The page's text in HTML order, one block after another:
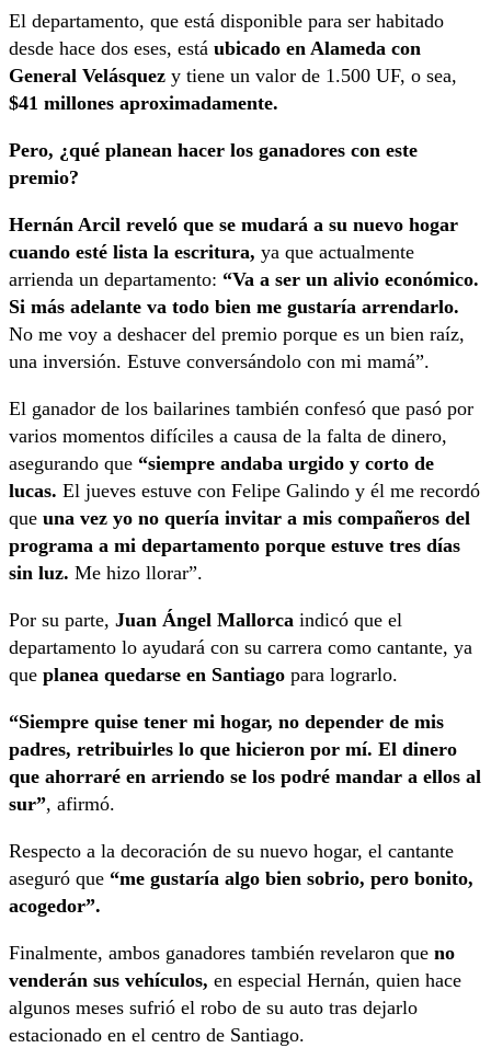
El departamento, que está disponible para ser habitado
desde hace dos eses, está ubicado en Alameda con
General Velásquez y tiene un valor de 1.500 UF, o sea,
$41 millones aproximadamente.
Pero, ¿qué planean hacer los ganadores con este
premio?
Hernán Arcil reveló que se mudará a su nuevo hogar
cuando esté lista la escritura, ya que actualmente
arrienda un departamento: “Va a ser un alivio económico.
Si más adelante va todo bien me gustaría arrendarlo.
No me voy a deshacer del premio porque es un bien raíz,
una inversión. Estuve conversándolo con mi mamá”.
El ganador de los bailarines también confesó que pasó por
varios momentos difíciles a causa de la falta de dinero,
asegurando que “siempre andaba urgido y corto de
lucas. El jueves estuve con Felipe Galindo y él me recordó
que una vez yo no quería invitar a mis compañeros del
programa a mi departamento porque estuve tres días
sin luz. Me hizo llorar”.
Por su parte, Juan Ángel Mallorca indicó que el
departamento lo ayudará con su carrera como cantante, ya
que planea quedarse en Santiago para lograrlo.
“Siempre quise tener mi hogar, no depender de mis
padres, retribuirles lo que hicieron por mí. El dinero
que ahorraré en arriendo se los podré mandar a ellos al
sur”, afirmó.
Respecto a la decoración de su nuevo hogar, el cantante
aseguró que “me gustaría algo bien sobrio, pero bonito,
acogedor”.
Finalmente, ambos ganadores también revelaron que no
venderán sus vehículos, en especial Hernán, quien hace
algunos meses sufrió el robo de su auto tras dejarlo
estacionado en el centro de Santiago.